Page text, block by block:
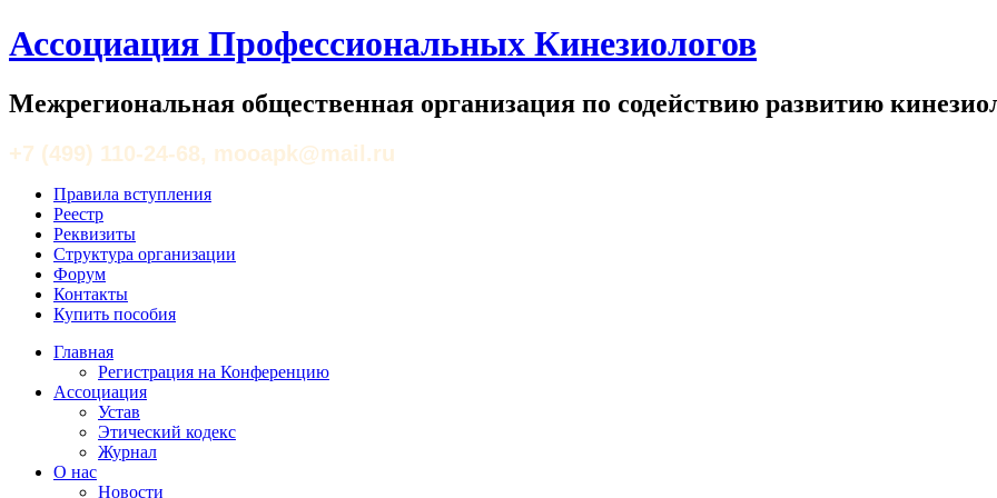
Ассоциация Профессиональных Кинезиологов
Межрегиональная общественная организация по содействию развитию
+7 (499) 110-24-68, mooapk@mail.ru
Правила вступления
Реестр
Реквизиты
Структура организации
Форум
Контакты
Купить пособия
Главная
Регистрация на Конференцию
Ассоциация
Устав
Этический кодекс
Журнал
О нас
Новости